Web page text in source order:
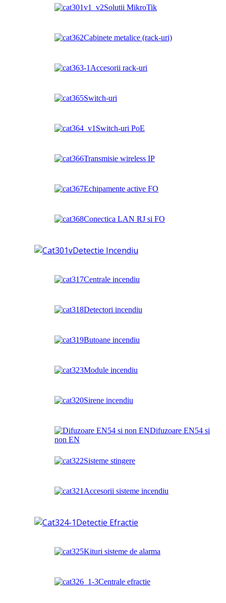
Solutii MikroTik
Cabinete metalice (rack-uri)
Accesorii rack-uri
Switch-uri
Switch-uri PoE
Transmisie wireless IP
Echipamente active FO
Conectica LAN RJ si FO
Detectie Incendiu
Centrale incendiu
Detectori incendiu
Butoane incendiu
Module incendiu
Sirene incendiu
Difuzoare EN54 si
non EN
Sisteme stingere
Accesorii sisteme incendiu
Detectie Efractie
Kituri sisteme de alarma
Centrale efractie